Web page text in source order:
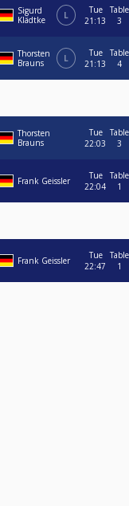
Sigurd
Klädtke
L
Tue
21:13
Table
3
Thorsten
Brauns
L
Tue
21:13
Table
4
Thorsten
Brauns
Tue
22:03
Table
3
Frank Geissler
Tue
22:04
Table
1
Frank Geissler
Tue
22:47
Table
1